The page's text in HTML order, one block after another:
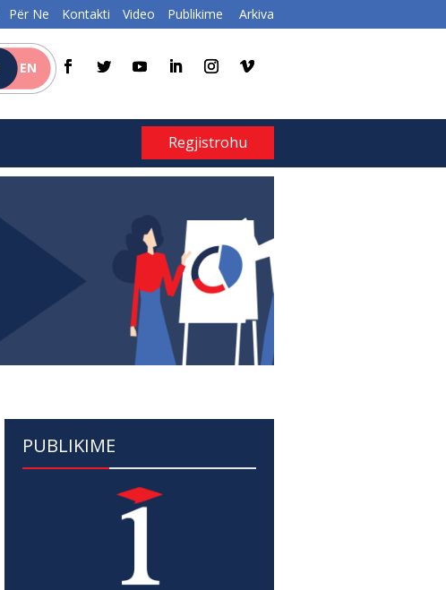
Për Ne Kontakti Video Publikime Arkiva
EN
Regjistrohu
PUBLIKIME